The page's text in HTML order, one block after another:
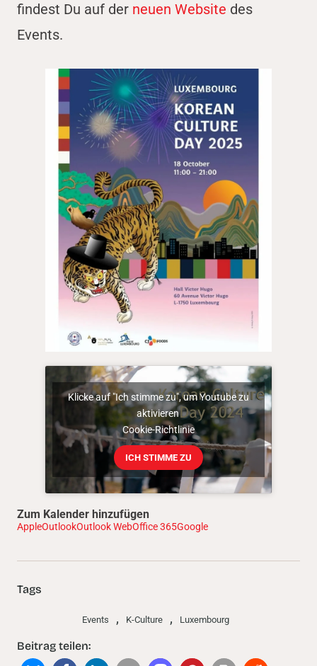
findest Du auf der neuen Website des
Events.
Klicke auf "Ich stimme zu", um Youtube zu
aktivieren
Cookie-Richtlinie
ICH STIMME ZU
Zum Kalender hinzufügen
AppleOutlookOutlook WebOffice 365Google
Tags
Events , K-Culture , Luxembourg
Beitrag teilen: